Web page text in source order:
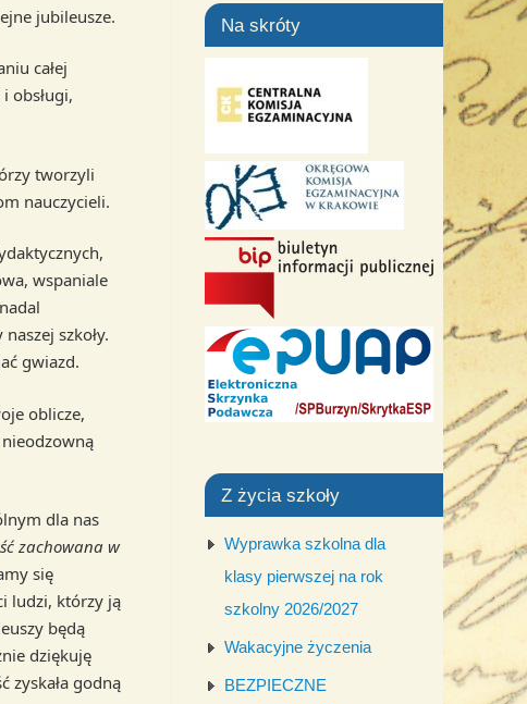
jubileusze.
całej
obsługi,
tworzyli
nauczycieli.
wspaniale
szkoły.
gwiazd.
oblicze,
dla nas
zachowana w
się
ludzi, którzy ją
będą
dziękuję
zyskała godną
Na skróty
Z życia szkoły
Wyprawka szkolna dla
klasy pierwszej na rok
szkolny 2026/2027
Wakacyjne życzenia
BEZPIECZNE